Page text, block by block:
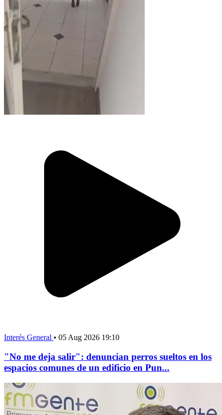
Interés General • 05 Aug 2026 19:10
"No me deja salir": denuncian perros sueltos en los
espacios comunes de un edificio en Pun...